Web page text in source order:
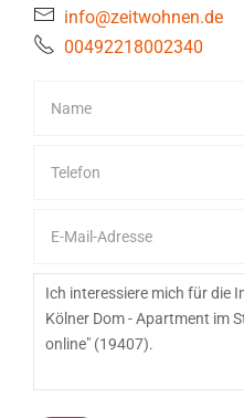
info@zeitwohnen.de
00492218002340